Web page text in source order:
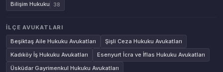
Bilişim Hukuku 38
İLÇE AVUKATLARI
Beşiktaş Aile Hukuku Avukatları
Şişli Ceza Hukuku Avukatları
Kadıköy İş Hukuku Avukatları
Esenyurt İcra ve İflas Hukuku Avukatları
Üsküdar Gayrimenkul Hukuku Avukatları